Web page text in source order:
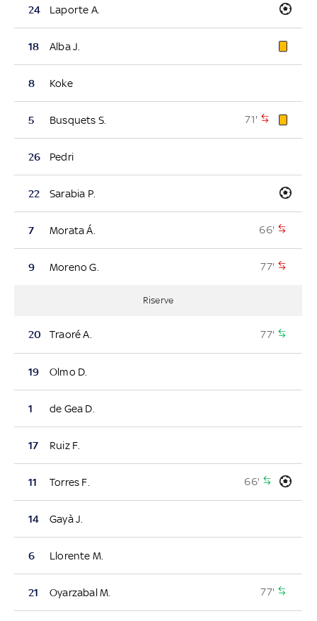
24 Laporte A.
18 Alba J.
8 Koke
5 Busquets S. 71'
26 Pedri
22 Sarabia P.
7 Morata Á. 66'
9 Moreno G. 77'
Riserve
20 Traoré A. 77'
19 Olmo D.
1 de Gea D.
17 Ruiz F.
11 Torres F. 66'
14 Gayà J.
6 Llorente M.
21 Oyarzabal M. 77'